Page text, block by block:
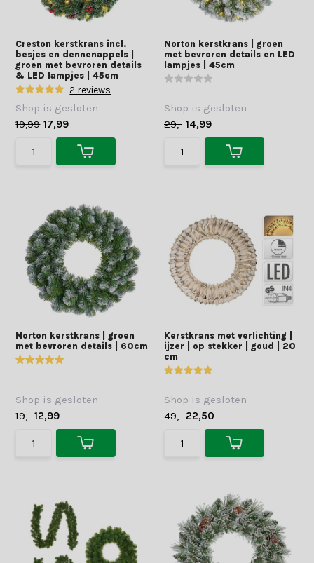
Creston kerstkrans incl.
besjes en dennenappels |
groen met bevroren details
& LED lampjes | 45cm
2 reviews
Shop is gesloten
19,99 17,99
Norton kerstkrans | groen
met bevroren details en LED
lampjes | 45cm
Shop is gesloten
29,- 14,99
Norton kerstkrans | groen
met bevroren details | 60cm
Shop is gesloten
19,- 12,99
Kerstkrans met verlichting |
ijzer | op stekker | goud | 20
cm
Shop is gesloten
49,- 22,50